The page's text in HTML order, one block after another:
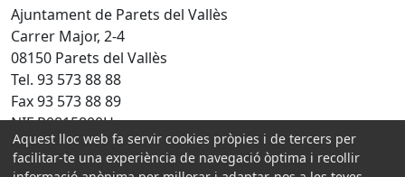
Ajuntament de Parets del Vallès
Carrer Major, 2-4
08150 Parets del Vallès
Tel. 93 573 88 88
Fax 93 573 88 89
NIF P0815800H
Amb la col·laboració de:
Aquest lloc web fa servir cookies pròpies i de tercers per
facilitar-te una experiència de navegació òptima i recollir